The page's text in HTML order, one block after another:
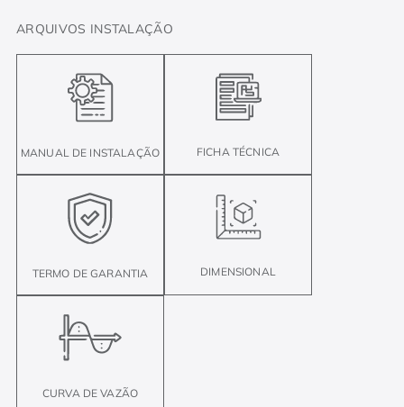
ARQUIVOS INSTALAÇÃO
MANUAL DE INSTALAÇÃO FICHA TÉCNICA
TERMO DE GARANTIA DIMENSIONAL
CURVA DE VAZÃO